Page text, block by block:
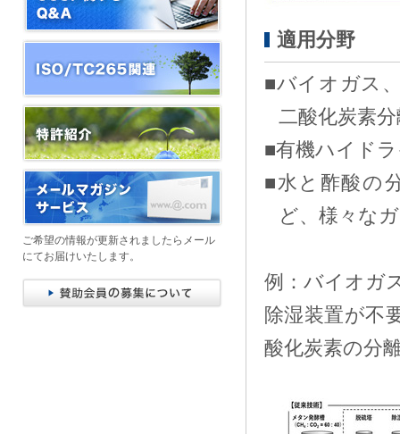
適用分野
■バイオガス
二酸化炭素
■有機ハイド
■水と酢酸の
ど、様々な
例：バイオガ
除湿装置が不
酸化炭素の分
ご希望の情報が更新されましたらメール
にてお届けいたします。